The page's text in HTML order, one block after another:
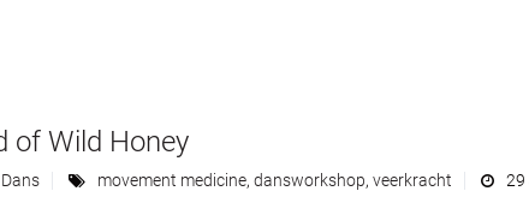
of Wild Honey
Dans movement medicine, dansworkshop, veerkracht 29